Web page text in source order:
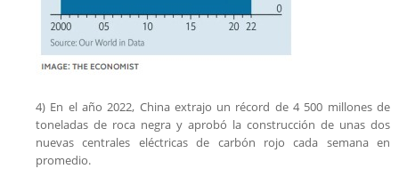
4) En el año 2022, China extrajo un récord de 4 500 millones de
toneladas de roca negra y aprobó la construcción de unas dos
nuevas centrales eléctricas de carbón rojo cada semana en
promedio.